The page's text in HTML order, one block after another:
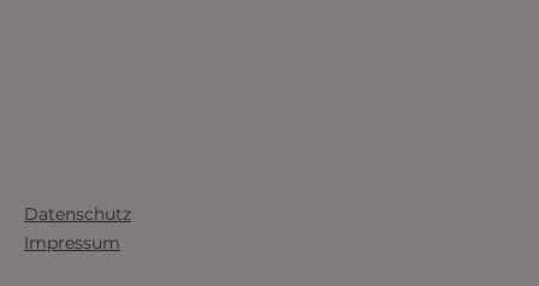
Datenschutz
Impressum